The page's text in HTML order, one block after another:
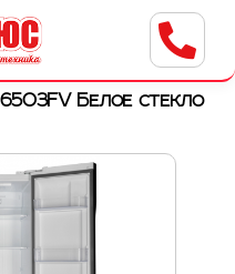
техники
Пушкарева, 8a
Белое стекло